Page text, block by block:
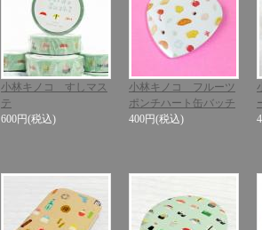
小林キノコ すしマス
テ
600円(税込)
小林キノコ フルーツ
ポンチハート缶バッチ
400円(税込)